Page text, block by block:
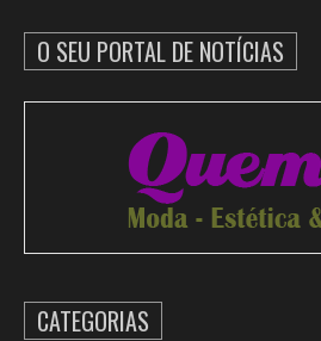
O SEU PORTAL DE NOTÍCIAS
CATEGORIAS